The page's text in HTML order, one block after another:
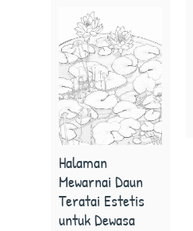
Halaman
Mewarnai Daun
Teratai Estetis
untuk Dewasa